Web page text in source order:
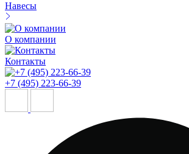
Навесы
О компании
Контакты
+7 (495) 223-66-39